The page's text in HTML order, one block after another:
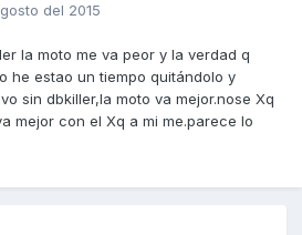
del 2015
la moto me va peor y la verdad q
he estao un tiempo quitándolo y
sin dbkiller,la moto va mejor.nose Xq
mejor con el Xq a mi me.parece lo